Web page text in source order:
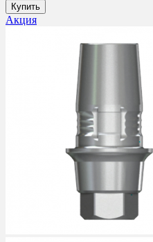
Купить
Акция